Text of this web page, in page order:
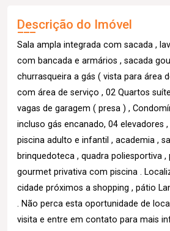
Descrição do Imóvel
Sala ampla integrada com sacada ,
com bancada e armários , sacada
churrasqueira a gás ( vista para área
com área de serviço , 02 Quartos
vagas de garagem ( presa ) ,
incluso gás encanado, 04 elevadores
piscina adulto e infantil , academia ,
brinquedoteca , quadra poliesportiva ,
gourmet privativa com piscina .
cidade próximos a shopping , pátio
. Não perca esta oportunidade de
visita e entre em contato para mais